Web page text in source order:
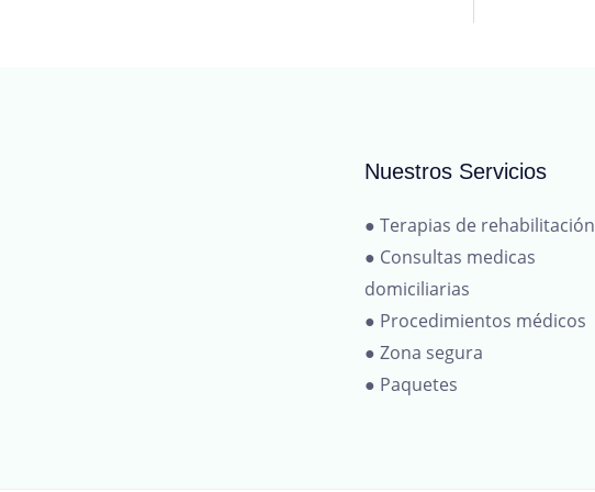
Nuestros Servicios
● Terapias de rehabilitación
● Consultas medicas
domiciliarias
● Procedimientos médicos
● Zona segura
● Paquetes